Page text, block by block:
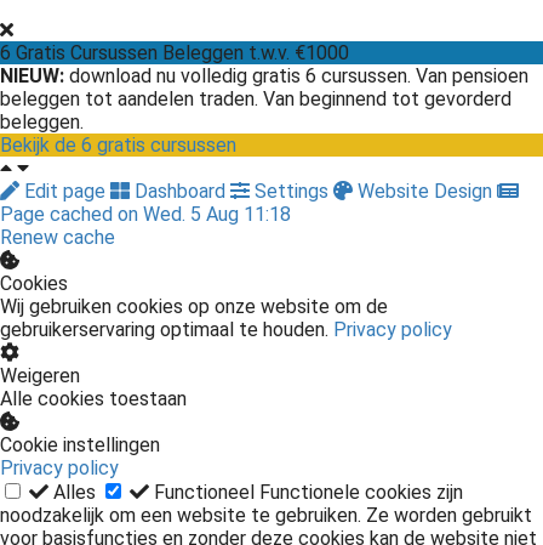
6 Gratis Cursussen Beleggen t.w.v. €1000
NIEUW: download nu volledig gratis 6 cursussen. Van pensioen
beleggen tot aandelen traden. Van beginnend tot gevorderd
beleggen.
Bekijk de 6 gratis cursussen
Edit page
Dashboard Settings
Website Design
Page cached on Wed. 5 Aug 11:18
Renew cache
Cookies
Wij gebruiken cookies op onze website om de
gebruikerservaring optimaal te houden. Privacy policy
Weigeren
Alle cookies toestaan
Cookie instellingen
Privacy policy
Alles
Functioneel Functionele cookies zijn
noodzakelijk om een website te gebruiken. Ze worden gebruikt
voor basisfuncties en zonder deze cookies kan de website niet